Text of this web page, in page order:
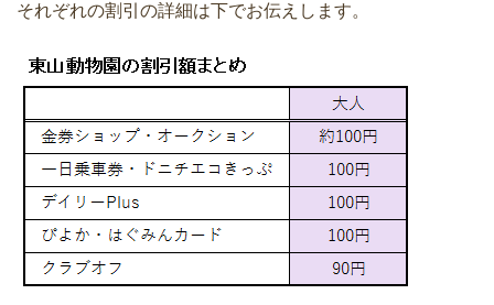
それぞれの割引の詳細は下でお伝えします。